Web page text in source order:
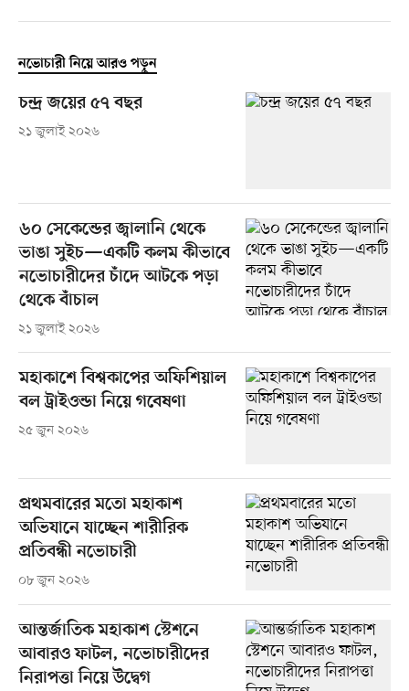
নভোচারী নিয়ে আরও পড়ুন
চন্দ্র জয়ের ৫৭ বছর
২১ জুলাই ২০২৬
৬০ সেকেন্ডের জ্বালানি থেকে
ভাঙা সুইচ—একটি কলম কীভাবে
নভোচারীদের চাঁদে আটকে পড়া
থেকে বাঁচাল
২১ জুলাই ২০২৬
মহাকাশে বিশ্বকাপের অফিশিয়াল
বল ট্রাইওন্ডা নিয়ে গবেষণা
২৫ জুন ২০২৬
প্রথমবারের মতো মহাকাশ
অভিযানে যাচ্ছেন শারীরিক
প্রতিবন্ধী নভোচারী
০৮ জুন ২০২৬
আন্তর্জাতিক মহাকাশ স্টেশনে
আবারও ফাটল, নভোচারীদের
নিরাপত্তা নিয়ে উদ্বেগ